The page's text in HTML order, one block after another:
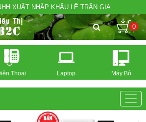
XUẤT NHẬP KHẨU LÊ TRẦN GIA
0
Thoại Laptop Máy Bộ